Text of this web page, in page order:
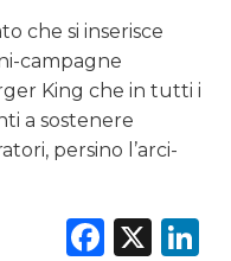
che si inserisce
campagne
King che in tutti i
a sostenere
persino l’arci-
X